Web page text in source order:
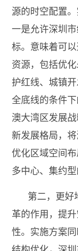
源的时空配置
一是允许深圳
标。意味着可
资源，包括优
护红线、城镇
全底线的条件
澳大湾区发展
新发展格局，
优化区域空间
多中心、集约型
第二，更好
革的作用，提
性。实施方案